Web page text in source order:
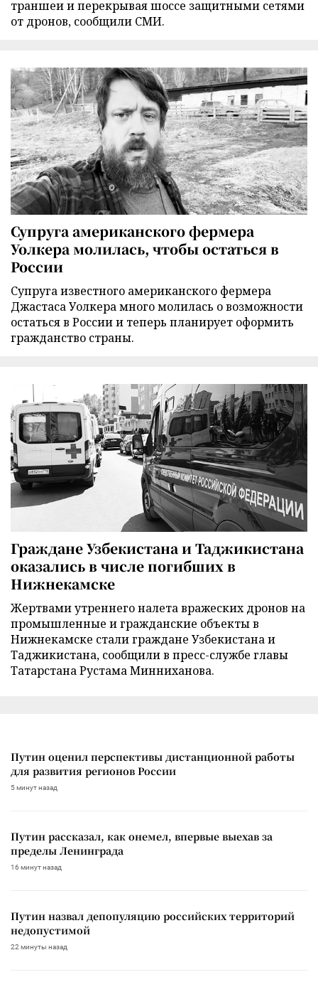
траншеи и перекрывая шоссе защитными сетями
от дронов, сообщили СМИ.
Супруга американского фермера
Уолкера молилась, чтобы остаться в
России
Супруга известного американского фермера
Джастаса Уолкера много молилась о возможности
остаться в России и теперь планирует оформить
гражданство страны.
Граждане Узбекистана и Таджикистана
оказались в числе погибших в
Нижнекамске
Жертвами утреннего налета вражеских дронов на
промышленные и гражданские объекты в
Нижнекамске стали граждане Узбекистана и
Таджикистана, сообщили в пресс-службе главы
Татарстана Рустама Минниханова.
Путин оценил перспективы дистанционной работы
для развития регионов России
5 минут назад
Путин рассказал, как онемел, впервые выехав за
пределы Ленинграда
16 минут назад
Путин назвал депопуляцию российских территорий
недопустимой
22 минуты назад